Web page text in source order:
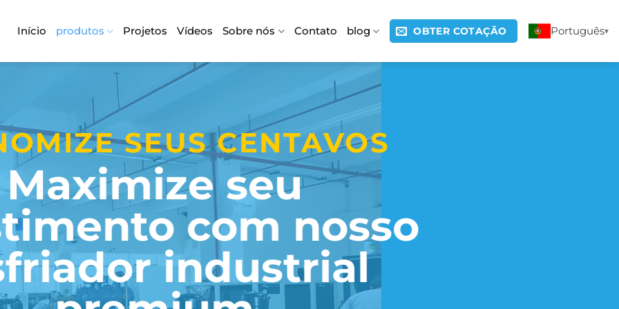
Início produtos Projetos Vídeos Sobre nós Contato blog OBTER COTAÇÃO Português
SEUS CENTAVOS
Maximize seu
com nosso
industrial